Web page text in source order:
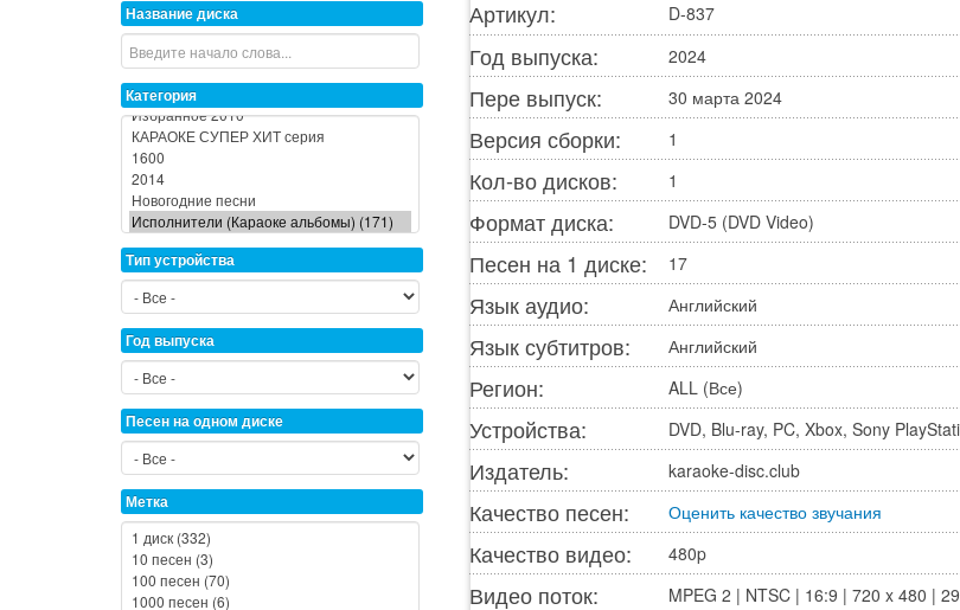
Артикул: D-837
Год выпуска: 2024
Пере выпуск: 30 марта 2024
Версия сборки: 1
Кол-во дисков: 1
Формат диска: DVD-5 (DVD Video)
Песен на 1 диске: 17
Язык аудио: Английский
Язык субтитров: Английский
Регион: ALL (Все)
Устройства: DVD, Blu-ray, PC, Xbox, Sony
Издатель: karaoke-disc.club
Качество песен: Оценить качество звучания
Качество видео: 480p
Видео поток: MPEG 2 | NTSC | 16:9 | 720 x 480 |
Название диска
Категория
Тип устройства
Год выпуска
Песен на одном диске
Метка